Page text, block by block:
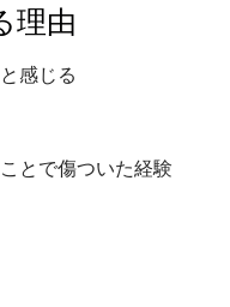
理由
感じる
とで傷ついた経験